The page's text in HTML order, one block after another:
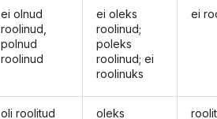
ei olnud
roolinud,
polnud
roolinud
oli roolitud
ei oleks
roolinud;
poleks
roolinud; ei
roolinuks
oleks
ei